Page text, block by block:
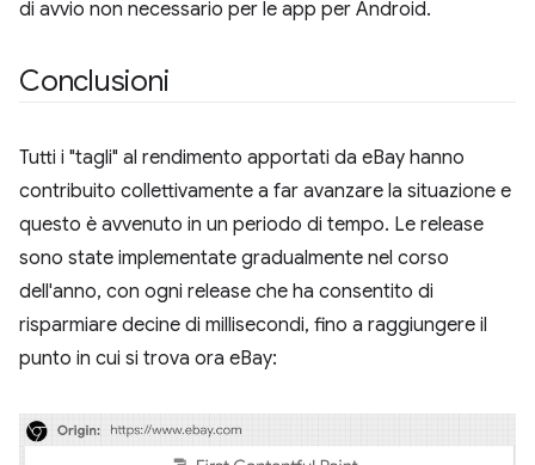
di avvio non necessario per le app per Android.
Conclusioni
Tutti i "tagli" al rendimento apportati da eBay hanno
contribuito collettivamente a far avanzare la situazione e
questo è avvenuto in un periodo di tempo. Le release
sono state implementate gradualmente nel corso
dell'anno, con ogni release che ha consentito di
risparmiare decine di millisecondi, fino a raggiungere il
punto in cui si trova ora eBay: